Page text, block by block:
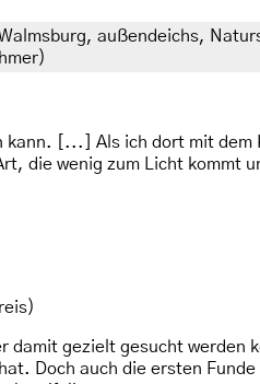
außendeichs,
[...] Als ich dort mit dem
die wenig zum Licht kommt
damit gezielt gesucht werden
Doch auch die ersten